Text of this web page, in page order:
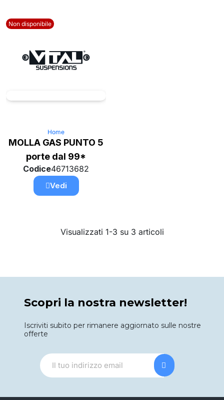
Non disponibile
Home
MOLLA GAS PUNTO 5
porte dal 99*
Codice46713682
Vedi
Visualizzati 1-3 su 3 articoli
Scopri la nostra newsletter!
Iscriviti subito per rimanere aggiornato sulle nostre
offerte